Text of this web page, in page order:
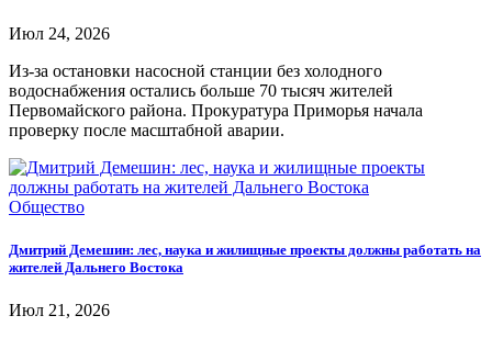
Июл 24, 2026
Из-за остановки насосной станции без холодного
водоснабжения остались больше 70 тысяч жителей
Первомайского района. Прокуратура Приморья начала
проверку после масштабной аварии.
Общество
Дмитрий Демешин: лес, наука и жилищные проекты должны работать на
жителей Дальнего Востока
Июл 21, 2026